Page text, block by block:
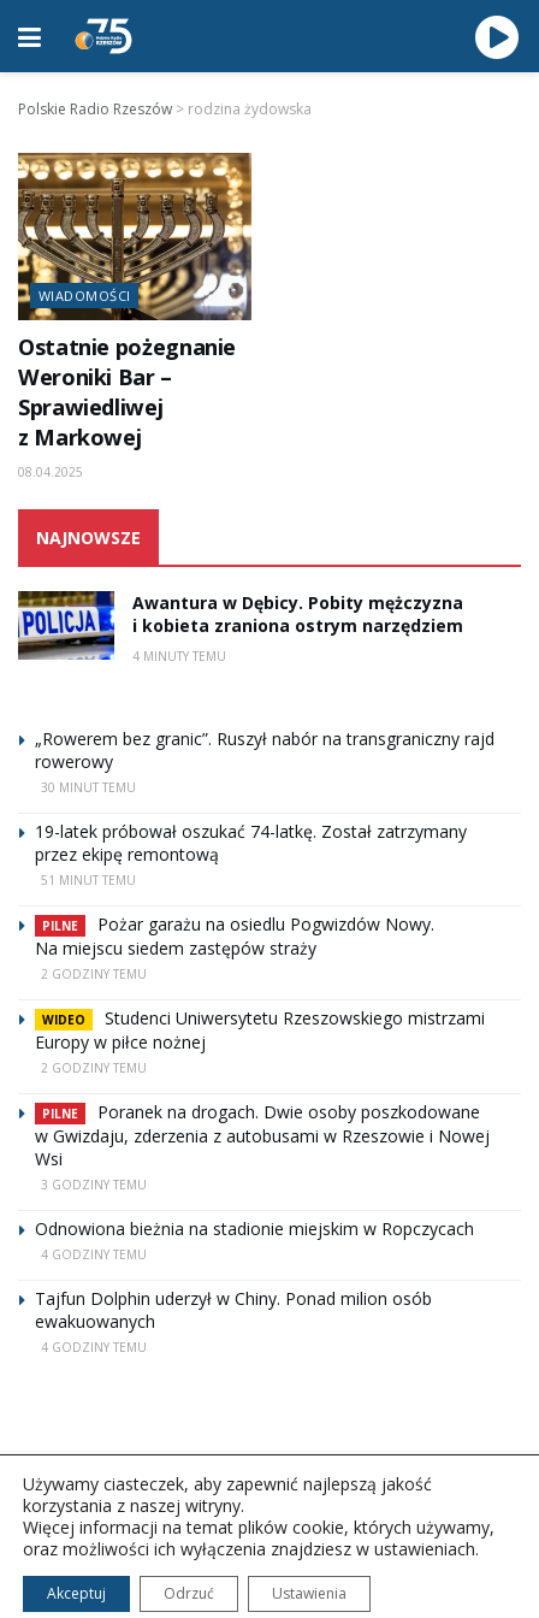
Polskie Radio Rzeszów > rodzina żydowska
WIADOMOŚCI
Ostatnie pożegnanie
Weroniki Bar –
Sprawiedliwej
z Markowej
08.04.2025
NAJNOWSZE
Awantura w Dębicy. Pobity mężczyzna
i kobieta zraniona ostrym narzędziem
4 MINUTY TEMU
„Rowerem bez granic”. Ruszył nabór na transgraniczny rajd
rowerowy
30 MINUT TEMU
19-latek próbował oszukać 74-latkę. Został zatrzymany
przez ekipę remontową
51 MINUT TEMU
PILNE
Pożar garażu na osiedlu Pogwizdów Nowy.
Na miejscu siedem zastępów straży
2 GODZINY TEMU
WIDEO
Studenci Uniwersytetu Rzeszowskiego mistrzami
Europy w piłce nożnej
2 GODZINY TEMU
PILNE
Poranek na drogach. Dwie osoby poszkodowane
w Gwizdaju, zderzenia z autobusami w Rzeszowie i Nowej
Wsi
3 GODZINY TEMU
Odnowiona bieżnia na stadionie miejskim w Ropczycach
4 GODZINY TEMU
Tajfun Dolphin uderzył w Chiny. Ponad milion osób
ewakuowanych
4 GODZINY TEMU
Copyright © 2026Polskie Radio Rzeszów S.A. w likwidacj.
Wszelkie prawa zastrzeżone.
Używamy ciasteczek, aby zapewnić najlepszą jakość
korzystania z naszej witryny.
Więcej informacji na temat plików cookie, których używamy,
oraz możliwości ich wyłączenia znajdziesz w ustawieniach.
Akceptuj Odrzuć Ustawienia